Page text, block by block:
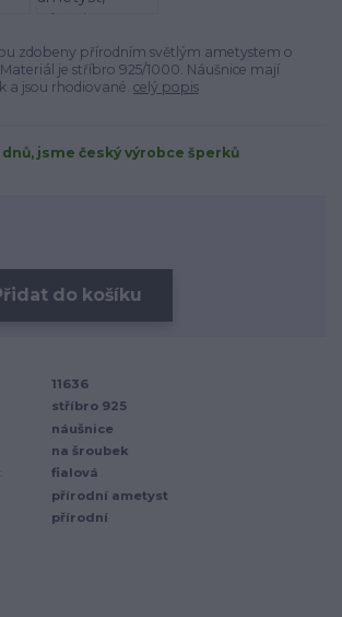
zdobeny přírodním světlým ametystem o
je stříbro 925/1000. Náušnice mají
a jsou rhodiované. celý popis
dnů, jsme český výrobce šperků
do košíku
11636
stříbro 925
náušnice
na šroubek
fialová
přírodní ametyst
přírodní